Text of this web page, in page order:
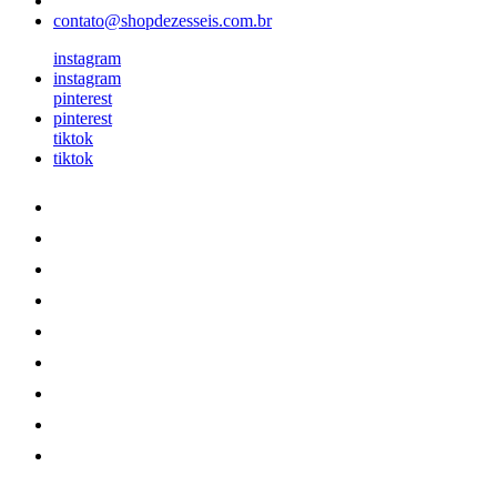
contato@shopdezesseis.com.br
instagram
instagram
pinterest
pinterest
tiktok
tiktok